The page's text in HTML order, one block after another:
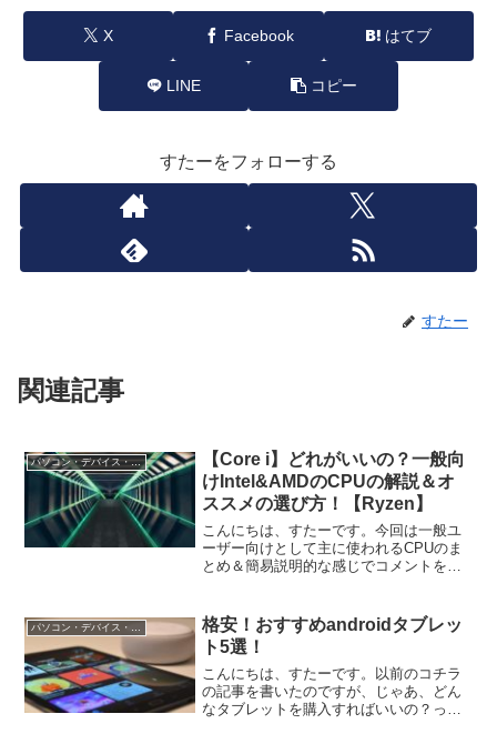
X Facebook はてブ
LINE コピー
すたーをフォローする
すたー
関連記事
パソコン・デバイス・周辺機器
【Core i】どれがいいの？一般向
けIntel&AMDのCPUの解説＆オ
ススメの選び方！【Ryzen】
こんにちは、すたーです。今回は一般ユ
ーザー向けとして主に使われるCPUのま
とめ＆簡易説明的な感じでコメントを添
う事でまず出てくるのは IntelのCor...
パソコン・デバイス・周辺機器
格安！おすすめandroidタブレッ
ト5選！
こんにちは、すたーです。以前のコチラ
の記事を書いたのですが、じゃあ、どん
なタブレットを購入すればいいの？って